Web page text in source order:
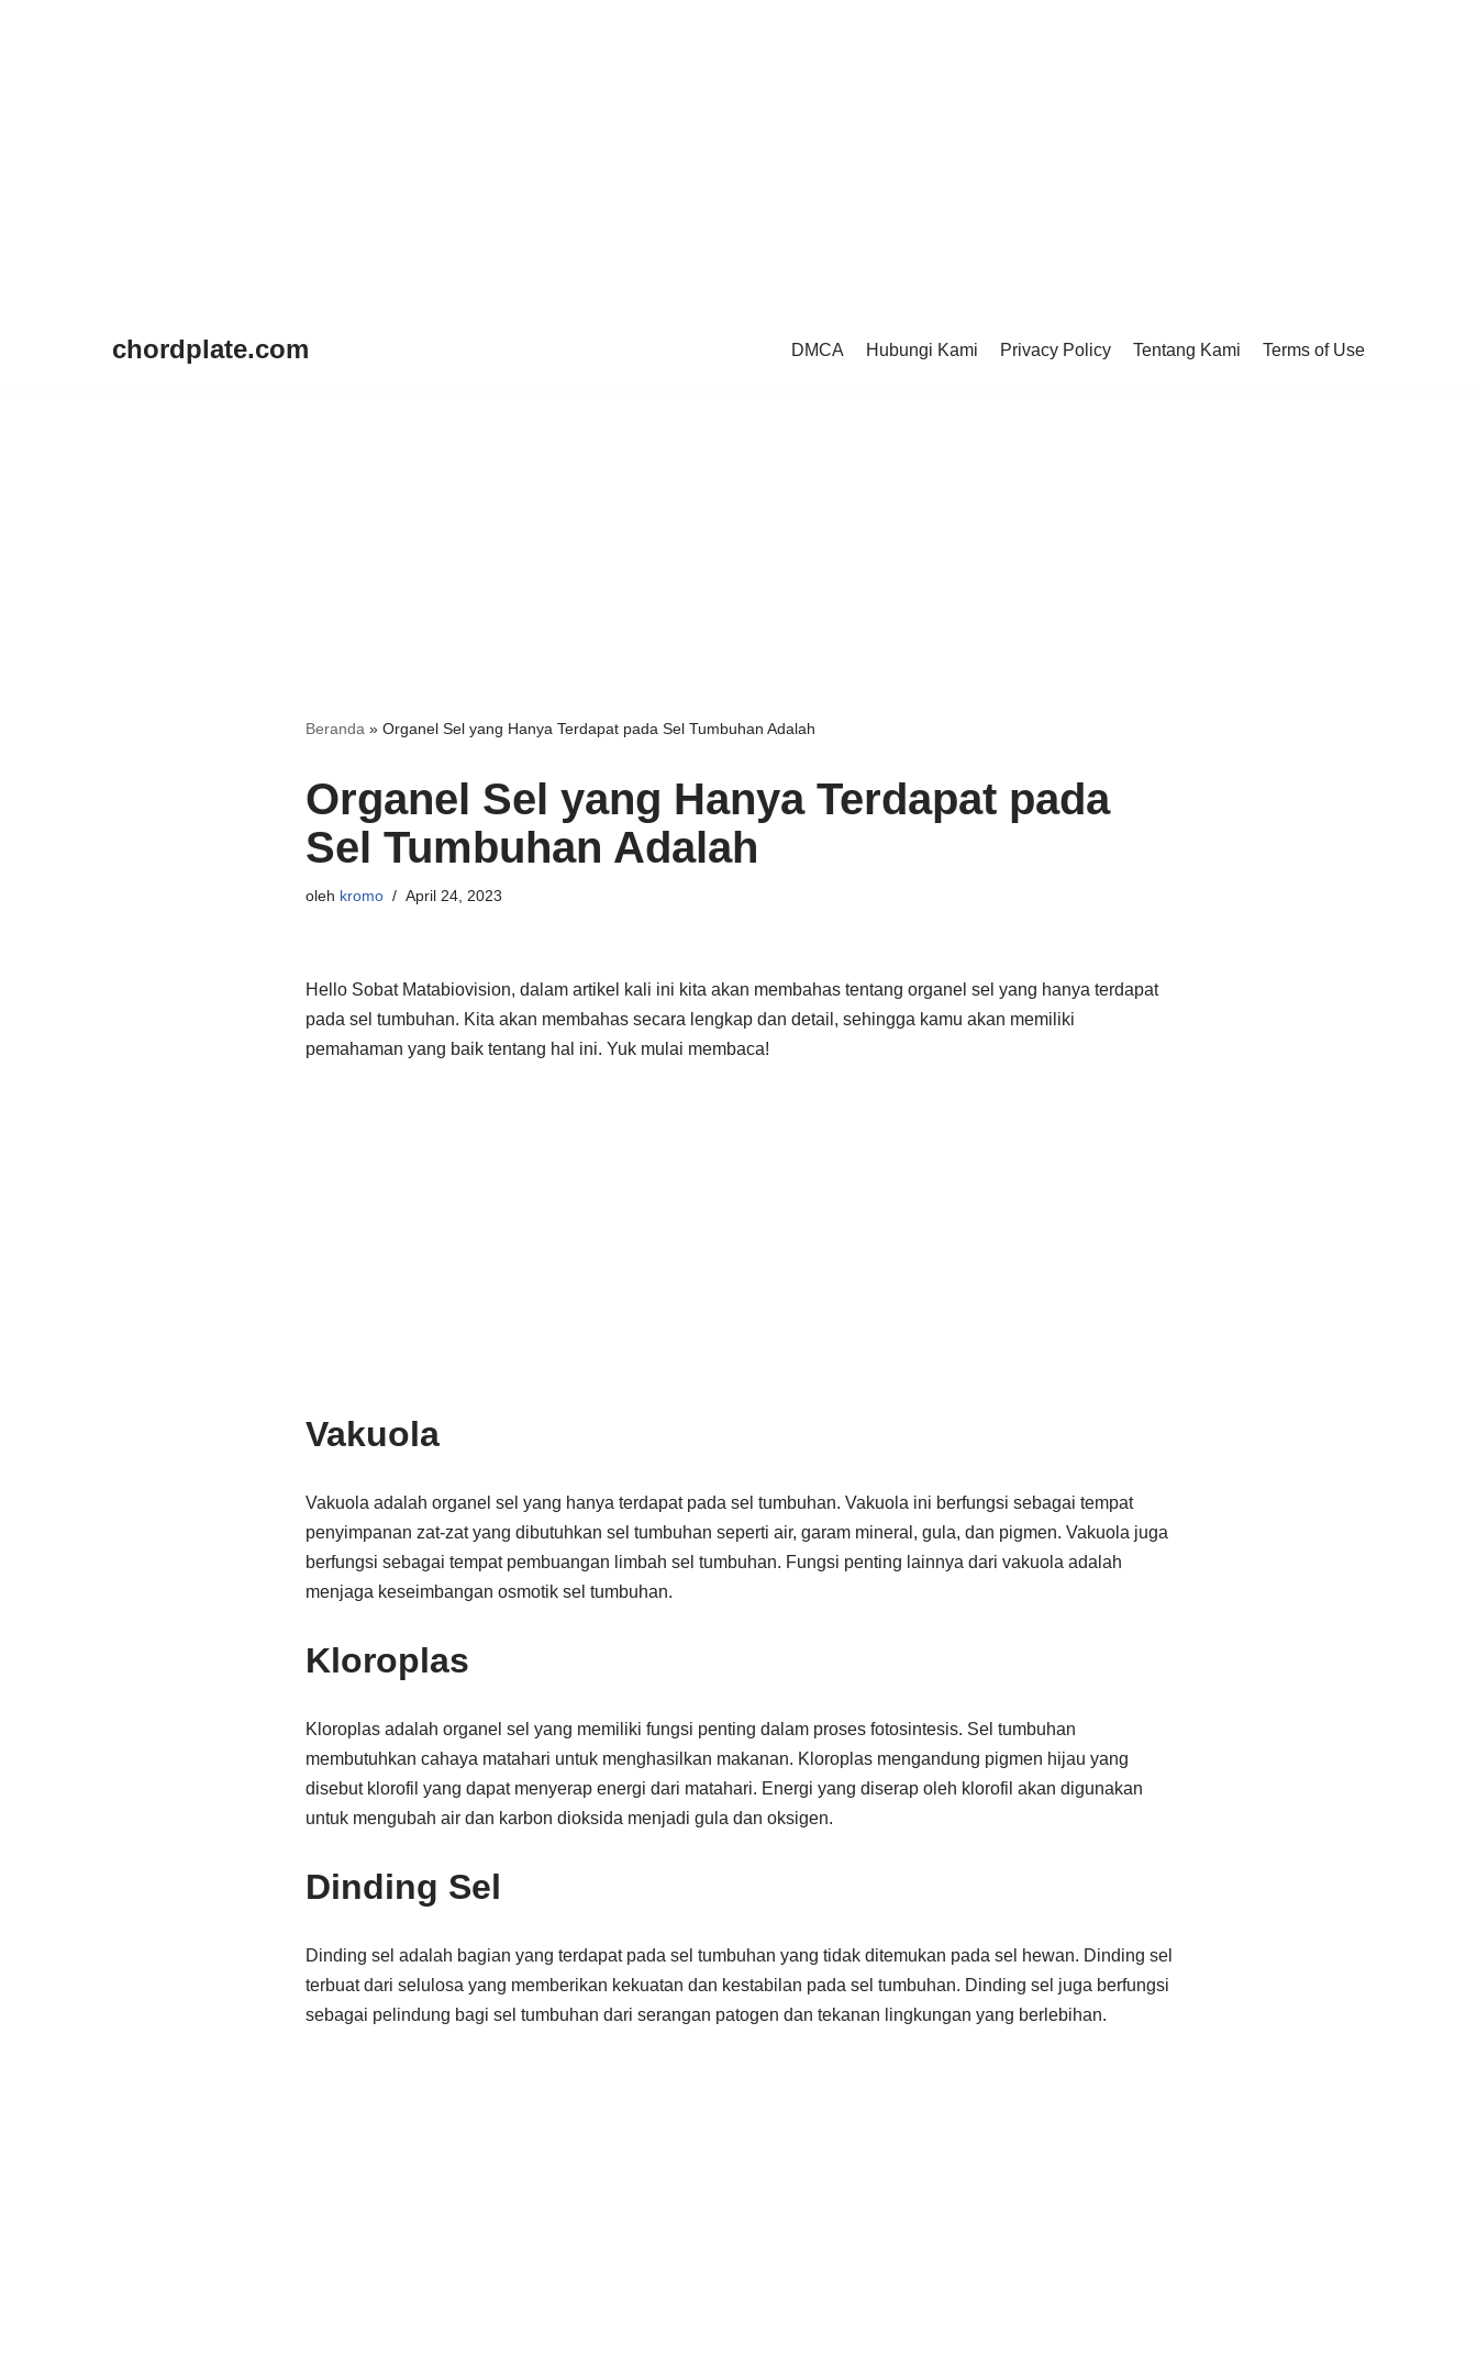
chordplate.com DMCA Hubungi Kami Privacy Policy Tentang Kami Terms of Use
Beranda » Organel Sel yang Hanya Terdapat pada Sel Tumbuhan Adalah
Organel Sel yang Hanya Terdapat pada
Sel Tumbuhan Adalah
oleh kromo April 24, 2023
Hello Sobat Matabiovision, dalam artikel kali ini kita akan membahas tentang organel sel yang hanya terdapat
pada sel tumbuhan. Kita akan membahas secara lengkap dan detail, sehingga kamu akan memiliki
pemahaman yang baik tentang hal ini. Yuk mulai membaca!
Vakuola
Vakuola adalah organel sel yang hanya terdapat pada sel tumbuhan. Vakuola ini berfungsi sebagai tempat
penyimpanan zat-zat yang dibutuhkan sel tumbuhan seperti air, garam mineral, gula, dan pigmen. Vakuola juga
berfungsi sebagai tempat pembuangan limbah sel tumbuhan. Fungsi penting lainnya dari vakuola adalah
menjaga keseimbangan osmotik sel tumbuhan.
Kloroplas
Kloroplas adalah organel sel yang memiliki fungsi penting dalam proses fotosintesis. Sel tumbuhan
membutuhkan cahaya matahari untuk menghasilkan makanan. Kloroplas mengandung pigmen hijau yang
disebut klorofil yang dapat menyerap energi dari matahari. Energi yang diserap oleh klorofil akan digunakan
untuk mengubah air dan karbon dioksida menjadi gula dan oksigen.
Dinding Sel
Dinding sel adalah bagian yang terdapat pada sel tumbuhan yang tidak ditemukan pada sel hewan. Dinding sel
terbuat dari selulosa yang memberikan kekuatan dan kestabilan pada sel tumbuhan. Dinding sel juga berfungsi
sebagai pelindung bagi sel tumbuhan dari serangan patogen dan tekanan lingkungan yang berlebihan.